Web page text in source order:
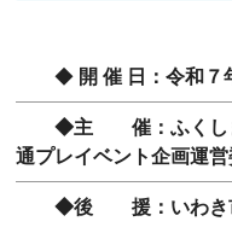
◆ 開 催 日：令和
◆主 催：ふくしま
通プレイベント企画運
◆後 援：いわき市